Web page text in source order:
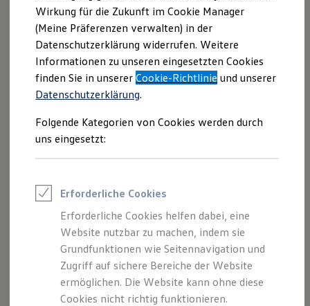
Kommunen & Behörden
Journalisten
Sportvereine
Branchenlösungen
Bau & Handwerk
Gewerbliche Personenbeförderung
Service & mobile Werkstätten
Kurier, Logistik & Handel
Feuerwehr
Rettungsdienste
ONE Business ID Vorteile
Fahrzeugsuche & Marktplatz
Digitaler Marktplatz
Kauf & Finanzierung
Online-Fahrzeugbewertung
Aktionen & Angebote
E-Auto-Förderung
Für Privatkunden
Für Gewerbekunden
Profi Paket
TopDeal
& Rechtliches
Hier finden Sie Informationen über die
KW Am Südharz GmbH als
verantwortliche Anbieterin von Inhalten
und Angeboten, die auf dieser Webseite
speziell aufgeführt sind.
Impressum
Datenschutzerklärung
Impressum
Wirkung für die Zukunft im Cookie Manager
(Meine Präferenzen verwalten) in der
Datenschutzerklärung widerrufen. Weitere
Informationen zu unseren eingesetzten Cookies
finden Sie in unsererCookie-Richtlinie und unserer
Datenschutzerklärung.
Folgende Kategorien von Cookies werden durch
uns eingesetzt:
Erforderliche Cookies
Erforderliche Cookies helfen dabei, eine
Website nutzbar zu machen, indem sie
Grundfunktionen wie Seitennavigation und
Zugriff auf sichere Bereiche der Website
ermöglichen. Die Website kann ohne diese
Cookies nicht richtig funktionieren.